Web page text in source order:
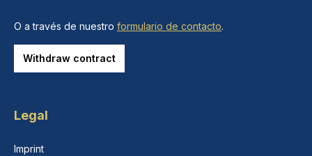
O a través de nuestro formulario de contacto.
Withdraw contract
Legal
Imprint